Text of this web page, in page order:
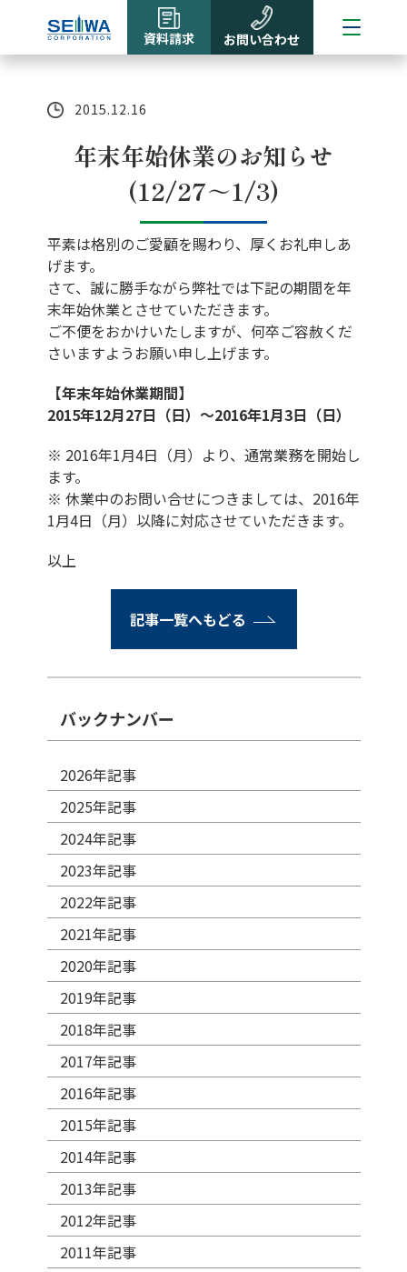
資料請求 お問い合わせ
2015.12.16
年末年始休業のお知らせ
(12/27～1/3)
平素は格別のご愛顧を賜わり、厚くお礼申しあ
げます。
さて、誠に勝手ながら弊社では下記の期間を年
末年始休業とさせていただきます。
ご不便をおかけいたしますが、何卒ご容赦くだ
さいますようお願い申し上げます。
【年末年始休業期間】
2015年12月27日（日）～2016年1月3日（日）
※ 2016年1月4日（月）より、通常業務を開始し
ます。
※ 休業中のお問い合せにつきましては、2016年
1月4日（月）以降に対応させていただきます。
以上
記事一覧へもどる
バックナンバー
2026年記事
2025年記事
2024年記事
2023年記事
2022年記事
2021年記事
2020年記事
2019年記事
2018年記事
2017年記事
2016年記事
2015年記事
2014年記事
2013年記事
2012年記事
2011年記事